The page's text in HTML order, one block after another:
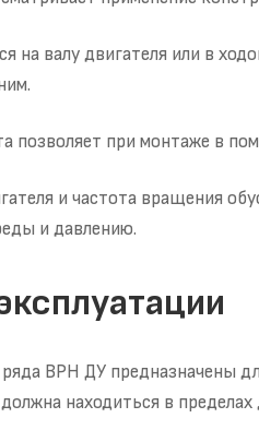
на валу двигателя или в
позволяет при монтаже в
и частота вращения
и давлению.
ВРН ДУ предназначены
находиться в